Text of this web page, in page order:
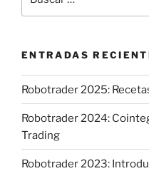
por:
ENTRADAS
Robotrader 2025:
Robotrader 2024:
Trading
Robotrader 2023: